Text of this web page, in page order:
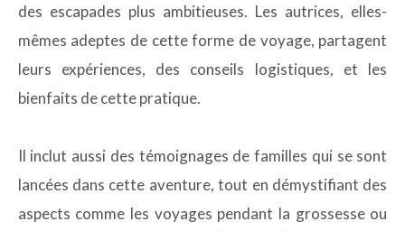
des escapades plus ambitieuses. Les autrices, elles-
mêmes adeptes de cette forme de voyage, partagent
leurs expériences, des conseils logistiques, et les
bienfaits de cette pratique.
Il inclut aussi des témoignages de familles qui se sont
lancées dans cette aventure, tout en démystifiant des
aspects comme les voyages pendant la grossesse ou